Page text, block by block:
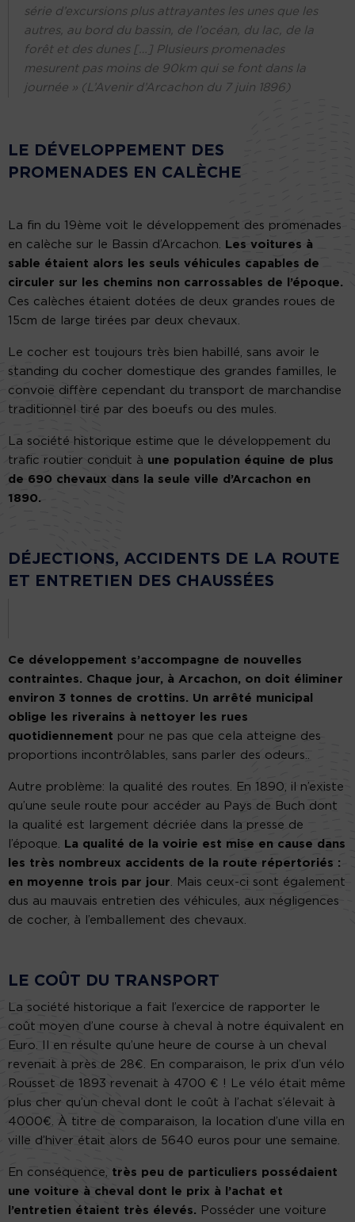
série d’excursions plus attrayantes les unes que les
autres, au bord du bassin, de l’océan, du lac, de la
forêt et des dunes […] Plusieurs promenades
mesurent pas moins de 90km qui se font dans la
journée » (L’Avenir d’Arcachon du 7 juin 1896)
LE DÉVELOPPEMENT DES
PROMENADES EN CALÈCHE
La fin du 19ème voit le développement des promenades
en calèche sur le Bassin d’Arcachon. Les voitures à
sable étaient alors les seuls véhicules capables de
circuler sur les chemins non carrossables de l’époque.
Ces calèches étaient dotées de deux grandes roues de
15cm de large tirées par deux chevaux.
Le cocher est toujours très bien habillé, sans avoir le
standing du cocher domestique des grandes familles, le
convoie diffère cependant du transport de marchandise
traditionnel tiré par des boeufs ou des mules.
La société historique estime que le développement du
trafic routier conduit à une population équine de plus
de 690 chevaux dans la seule ville d’Arcachon en
1890.
DÉJECTIONS, ACCIDENTS DE LA ROUTE
ET ENTRETIEN DES CHAUSSÉES
Ce développement s’accompagne de nouvelles
contraintes. Chaque jour, à Arcachon, on doit éliminer
environ 3 tonnes de crottins. Un arrêté municipal
oblige les riverains à nettoyer les rues
quotidiennement pour ne pas que cela atteigne des
proportions incontrôlables, sans parler des odeurs..
Autre problème: la qualité des routes. En 1890, il n’existe
qu’une seule route pour accéder au Pays de Buch dont
la qualité est largement décriée dans la presse de
l’époque. La qualité de la voirie est mise en cause dans
les très nombreux accidents de la route répertoriés :
en moyenne trois par jour. Mais ceux-ci sont également
dus au mauvais entretien des véhicules, aux négligences
de cocher, à l’emballement des chevaux.
LE COÛT DU TRANSPORT
La société historique a fait l’exercice de rapporter le
coût moyen d’une course à cheval à notre équivalent en
Euro. Il en résulte qu’une heure de course à un cheval
revenait à près de 28€. En comparaison, le prix d’un vélo
Rousset de 1893 revenait à 4700 € ! Le vélo était même
plus cher qu’un cheval dont le coût à l’achat s’élevait à
4000€. À titre de comparaison, la location d’une villa en
ville d’hiver était alors de 5640 euros pour une semaine.
En conséquence, très peu de particuliers possédaient
une voiture à cheval dont le prix à l’achat et
l’entretien étaient très élevés. Posséder une voiture